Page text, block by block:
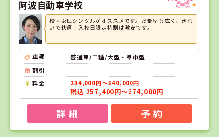
阿波自動車学校
校内女性シングルがオススメです。お部屋も広く、きれ
いで快適！入校日限定特割は激安です。
車種
普通車/二種/大型・準中型
割引
料金
234,000円～340,000円
税込 257,400円～374,000円
詳 細 予 約